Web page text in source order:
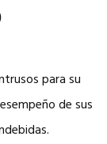
para su
de sus